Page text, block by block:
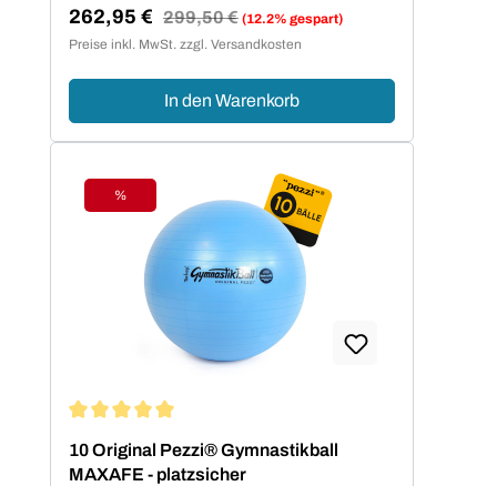
Verkaufspreis:
262,95 € Regulärer Preis:
299,50 € (12.2% gespart)
Preise inkl. MwSt. zzgl. Versandkosten
In den Warenkorb
Rabatt
%
10 Original Pezzi® Gymnastikball
MAXAFE - platzsicher